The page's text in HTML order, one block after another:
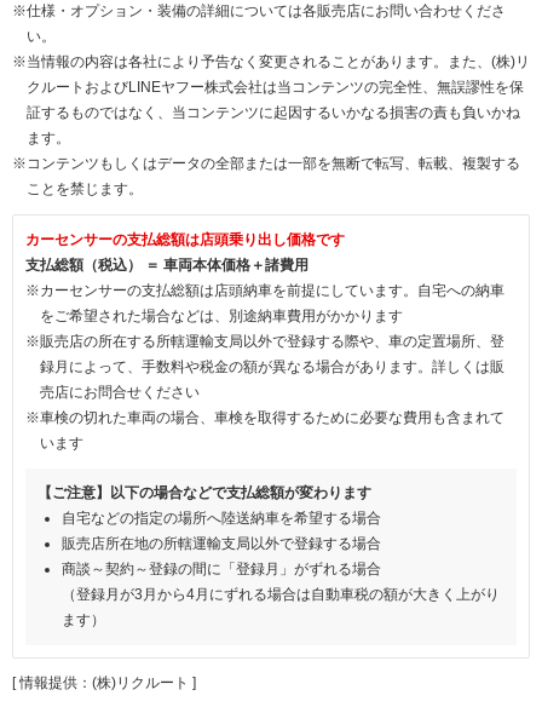
※仕様・オプション・装備の詳細については各販売店にお問い合わせくださ
い。
※当情報の内容は各社により予告なく変更されることがあります。また、(株)リ
クルートおよびLINEヤフー株式会社は当コンテンツの完全性、無誤謬性を保
証するものではなく、当コンテンツに起因するいかなる損害の責も負いかね
ます。
※コンテンツもしくはデータの全部または一部を無断で転写、転載、複製する
ことを禁じます。
カーセンサーの支払総額は店頭乗り出し価格です
支払総額（税込） ＝ 車両本体価格＋諸費用
※カーセンサーの支払総額は店頭納車を前提にしています。自宅への納車
をご希望された場合などは、別途納車費用がかかります
※販売店の所在する所轄運輸支局以外で登録する際や、車の定置場所、登
録月によって、手数料や税金の額が異なる場合があります。詳しくは販
売店にお問合せください
※車検の切れた車両の場合、車検を取得するために必要な費用も含まれて
います
【ご注意】以下の場合などで支払総額が変わります
自宅などの指定の場所へ陸送納車を希望する場合
販売店所在地の所轄運輸支局以外で登録する場合
商談～契約～登録の間に「登録月」がずれる場合
（登録月が3月から4月にずれる場合は自動車税の額が大きく上がり
ます）
[ 情報提供：(株)リクルート ]